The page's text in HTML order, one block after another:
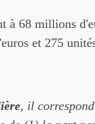
à 68 millions
et 275
, il